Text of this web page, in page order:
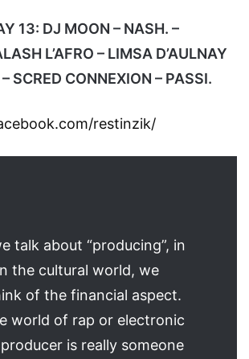
13: DJ MOON – NASH. –
L’AFRO – LIMSA D’AULNAY
SCRED CONNEXION – PASSI.
restinzik/
talk about “producing”, in
the cultural world, we
of the financial aspect.
world of rap or electronic
is really someone